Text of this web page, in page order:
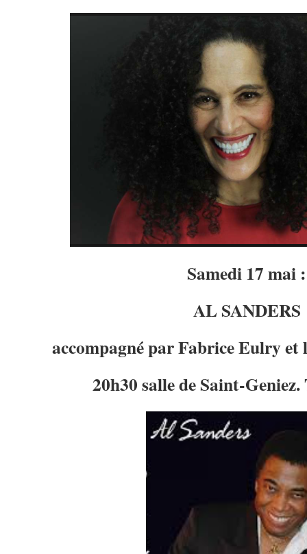
Samedi 17 mai :
AL SANDERS
accompagné par Fabrice Eulry et
20h30 salle de Saint-